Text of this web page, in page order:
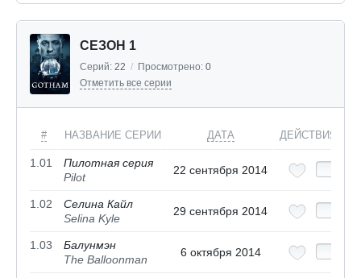
СЕЗОН 1
Серий: 22 / Просмотрено: 0
Отметить все серии
# НАЗВАНИЕ СЕРИИ ДАТА ДЕЙСТВИЯ
1.01
Пилотная серия
Pilot
22 сентября 2014
1.02
Селина Кайл
Selina Kyle
29 сентября 2014
1.03
Балунмэн
The Balloonman
6 октября 2014